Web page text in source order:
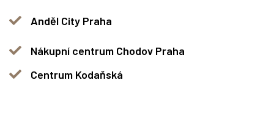
Anděl City Praha
Nákupní centrum Chodov Praha
Centrum Kodaňská